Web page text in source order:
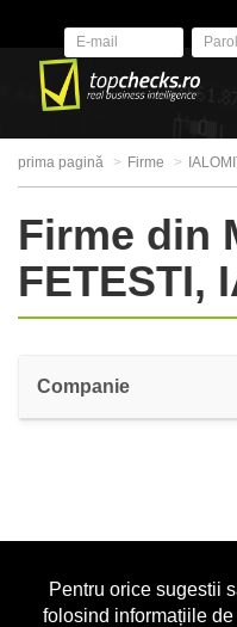
prima pagină Firme
Firme din
FETESTI,
Companie
Pentru orice sugestii
folosind informațiile